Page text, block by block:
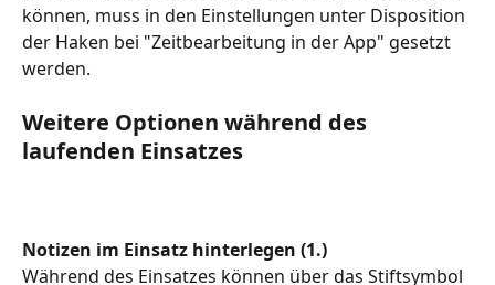
können, muss in den Einstellungen unter Disposition
der Haken bei "Zeitbearbeitung in der App" gesetzt
werden.
Weitere Optionen während des
laufenden Einsatzes
Notizen im Einsatz hinterlegen (1.)
Während des Einsatzes können über das Stiftsymbol